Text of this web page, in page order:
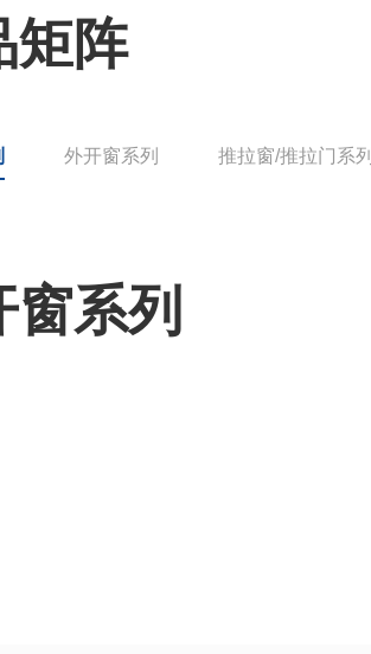
矩阵
外开窗系列 推拉窗/推拉门系列
窗系列